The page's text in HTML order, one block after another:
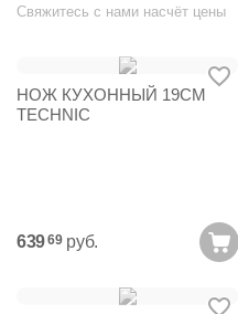
Свяжитесь с нами насчёт цены
НОЖ КУХОННЫЙ 19СМ
TECHNIC
63969 руб.